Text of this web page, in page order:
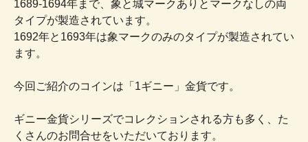
1689-1694年まで、象と城マークありとマークなしの両
タイプが製造されています。
1692年と1693年は象マークのみのタイプが製造されてい
ます。
今回ご紹介のコインは「1ギニー」金貨です。
ギニー金貨シリーズでコレクションされる方も多く、た
くさんのお問合せをいただいております。